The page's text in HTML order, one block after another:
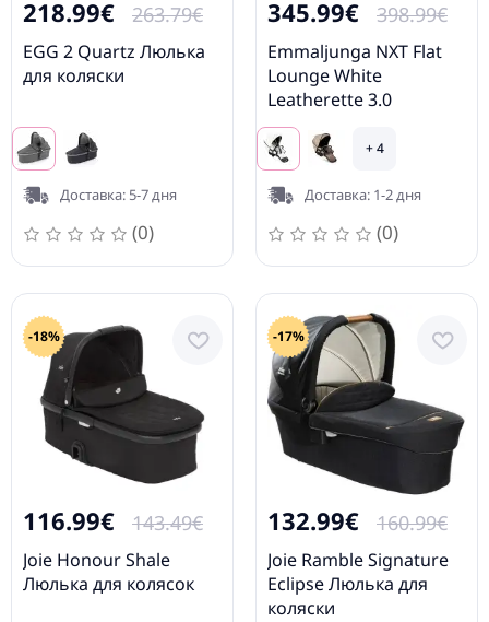
218.99€ 263.79€
EGG 2 Quartz Люлька
для коляски
Доставка: 5-7 дня
(0)
345.99€ 398.99€
Emmaljunga NXT Flat
Lounge White
Leatherette 3.0
прогулочный блок
+ 4
Доставка: 1-2 дня
(0)
-18%
116.99€ 143.49€
Joie Honour Shale
Люлька для колясок
-17%
132.99€ 160.99€
Joie Ramble Signature
Eclipse Люлька для
коляски